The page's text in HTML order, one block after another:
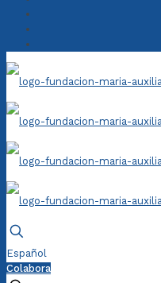
Español
Colabora